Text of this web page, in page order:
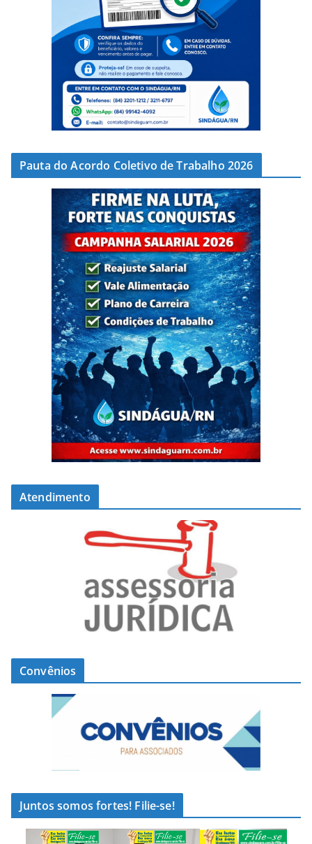
Pauta do Acordo Coletivo de Trabalho 2026
Atendimento
Convênios
Juntos somos fortes! Filie-se!